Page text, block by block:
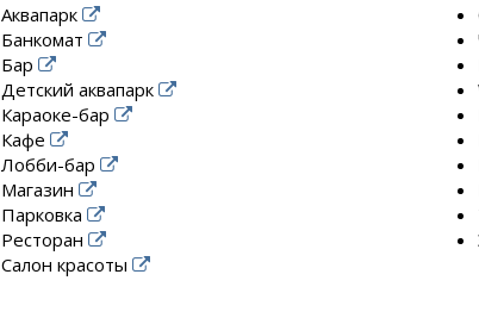
Аквапарк
Банкомат
Бар
Детский аквапарк
Караоке-бар
Кафе
Лобби-бар
Магазин
Парковка
Ресторан
Салон красоты